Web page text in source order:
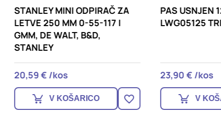
MINI ODPIRAČ ZA
250 MM 0-55-117 |
WALT, B&D,
/kos
V KOŠARICO
PAS USNJEN 125CM
LWG05125 TRIUSO
23,90 € /kos
V KOŠARICO